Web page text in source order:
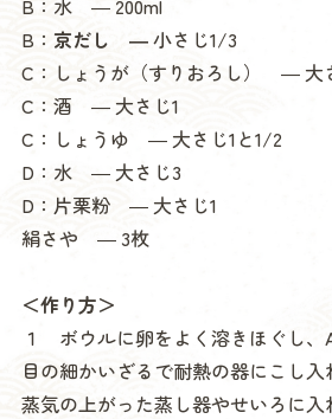
B： 京だし ―小さじ1/3
C：しょうが（すりおろし） ― 大
C：酒 ― 大さじ1
C：しょうゆ ― 大さじ1と1/2
D：水 ― 大さじ3
D：片栗粉 ― 大さじ1
絹さや ― 3枚
＜作り方＞
１ ボウルに卵をよく溶きほぐし、
目の細かいざるで耐熱の器にこし入
蒸気の上がった蒸し器やせいろに入